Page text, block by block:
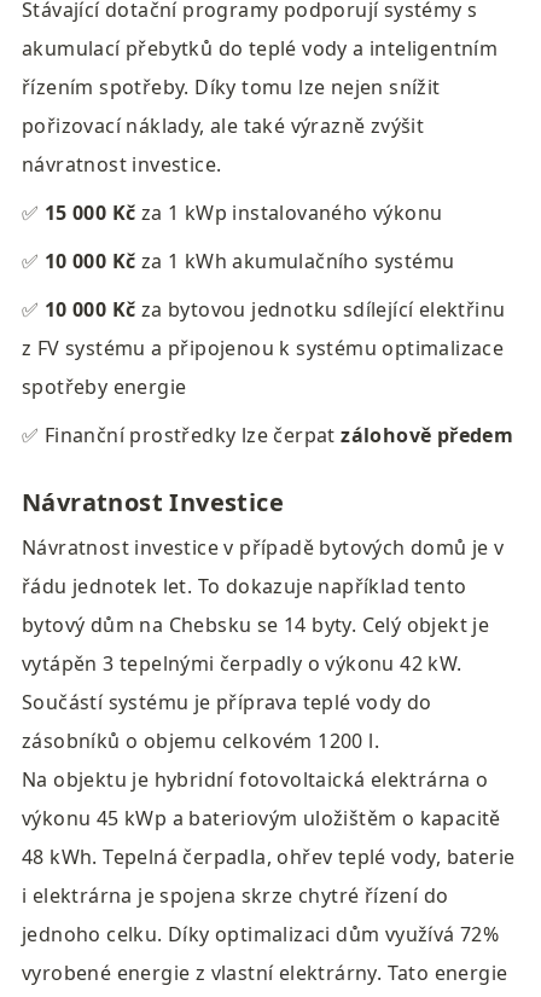
Stávající dotační programy podporují systémy s
akumulací přebytků do teplé vody a inteligentním
řízením spotřeby. Díky tomu lze nejen snížit
pořizovací náklady, ale také výrazně zvýšit
návratnost investice.
✅ 15 000 Kč za 1 kWp instalovaného výkonu
✅ 10 000 Kč za 1 kWh akumulačního systému
✅ 10 000 Kč za bytovou jednotku sdílející elektřinu
z FV systému a připojenou k systému optimalizace
spotřeby energie
✅ Finanční prostředky lze čerpat zálohově předem
Návratnost Investice
Návratnost investice v případě bytových domů je v
řádu jednotek let. To dokazuje například tento
bytový dům na Chebsku se 14 byty. Celý objekt je
vytápěn 3 tepelnými čerpadly o výkonu 42 kW.
Součástí systému je příprava teplé vody do
zásobníků o objemu celkovém 1200 l.
Na objektu je hybridní fotovoltaická elektrárna o
výkonu 45 kWp a bateriovým uložištěm o kapacitě
48 kWh. Tepelná čerpadla, ohřev teplé vody, baterie
i elektrárna je spojena skrze chytré řízení do
jednoho celku. Díky optimalizaci dům využívá 72%
vyrobené energie z vlastní elektrárny. Tato energie